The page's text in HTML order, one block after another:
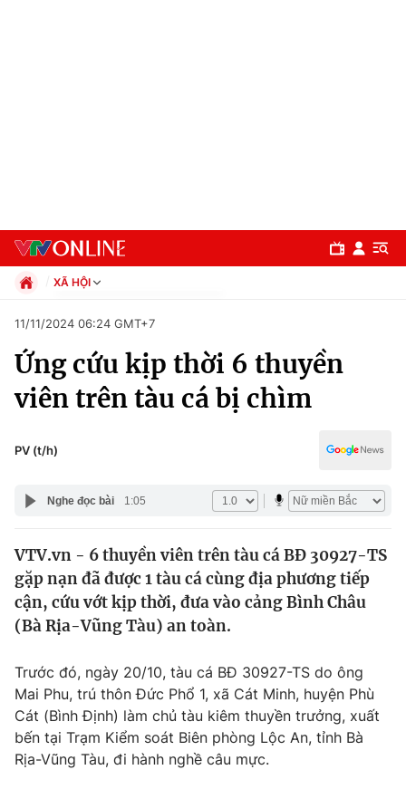
Chuyên mục
Chính trị
Y tế
Thế giới
Thế giới đó đây
Câu chuyện quốc tế
Kinh tế
Tài chính
Thị trường
Dữ liệu và đời sống
XÃ HỘI
Xã hội
Pháp luật
Kinh tế
Thể thao
Đời sống
Giáo dục
11/11/2024 06:24 GMT+7
Ứng cứu kịp thời 6 thuyền
viên trên tàu cá bị chìm
PV (t/h)
Nghe đọc bài 1:05
VTV.vn - 6 thuyền viên trên tàu cá BĐ 30927-TS
gặp nạn đã được 1 tàu cá cùng địa phương tiếp
cận, cứu vớt kịp thời, đưa vào cảng Bình Châu
(Bà Rịa-Vũng Tàu) an toàn.
Trước đó, ngày 20/10, tàu cá BĐ 30927-TS do ông
Mai Phu, trú thôn Đức Phổ 1, xã Cát Minh, huyện Phù
Cát (Bình Định) làm chủ tàu kiêm thuyền trưởng, xuất
bến tại Trạm Kiểm soát Biên phòng Lộc An, tỉnh Bà
Rịa-Vũng Tàu, đi hành nghề câu mực.